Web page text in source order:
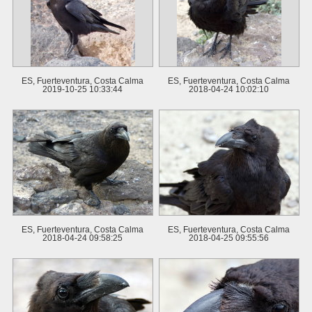
ES, Fuerteventura, Costa Calma
2019-10-25 10:33:44
ES, Fuerteventura, Costa Calma
2018-04-24 10:02:10
ES, Fuerteventura, Costa Calma
2018-04-24 09:58:25
ES, Fuerteventura, Costa Calma
2018-04-25 09:55:56